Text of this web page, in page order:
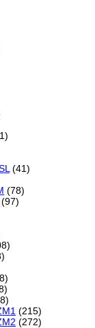
(41)
(78)
(97)
(215)
(272)